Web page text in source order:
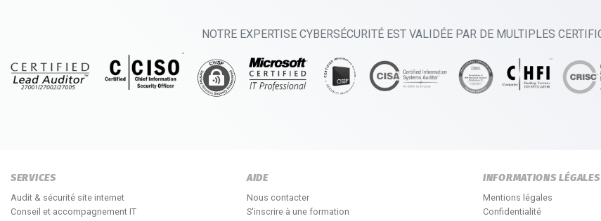
NOTRE EXPERTISE CYBERSÉCURITÉ EST VALIDÉE PAR DE MULTIPLES
SERVICES
Audit & sécurité site internet
Conseil et accompagnement IT
AIDE
Nous contacter
S'inscrire à une formation
INFORMATIONS LÉGALES
Mentions légales
Confidentialité